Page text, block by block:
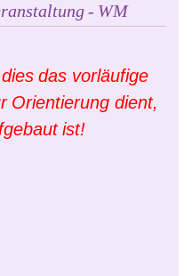
- WM
das vorläufige
Orientierung dient,
ist!